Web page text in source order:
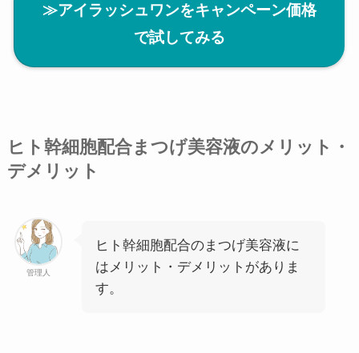
≫アイラッシュワンをキャンペーン価格
で試してみる
ヒト幹細胞配合まつげ美容液のメリット・
デメリット
管理人
ヒト幹細胞配合のまつげ美容液に
はメリット・デメリットがありま
す。